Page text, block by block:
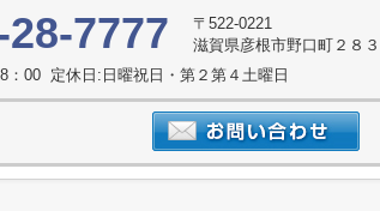
7777
〒522-0221
滋賀県彦根市野口町２８
：00 定休日:日曜祝日・第２第４土曜日